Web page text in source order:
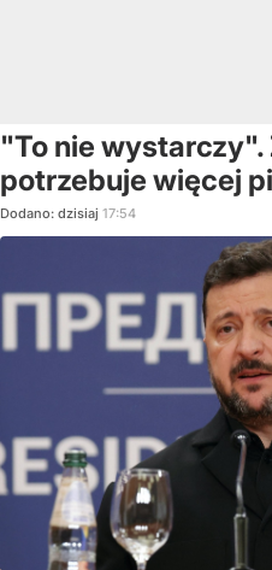
"To nie wystarczy".
potrzebuje więcej
Dodano: dzisiaj 17:54